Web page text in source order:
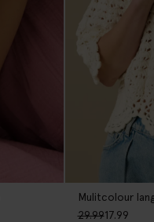
Mulitcolour
29.9917.99